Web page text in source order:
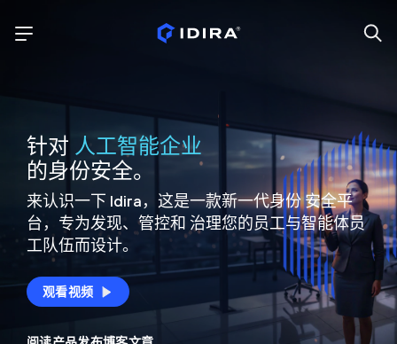
针对 人工智能企业
的身份安全。
来认识一下 Idira，这是一款新一代身份安全平
台，专为发现、管控和 治理您的员工与智能体员
工队伍而设计。
观看视频